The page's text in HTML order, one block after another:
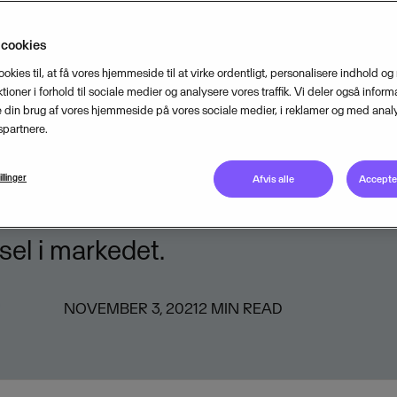
sit fokus på subscription
Upodi - en platform til
Sammen med Upodi
at effektivisere
for at imødekomme
i markedet.
NOVEMBER 3, 20212 MIN READ
til, at få vores hjemmeside til at virke ordentligt, personalisere indhold og
i forhold til sociale medier og analysere vores traffik. Vi deler også
brug af vores hjemmeside på vores sociale medier, i reklamer og med
Afvis alle